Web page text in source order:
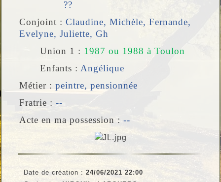
??
Conjoint : Claudine, Michèle, Fernande,
Evelyne, Juliette, Gh
Union 1 : 1987 ou 1988 à Toulon
Enfants : Angélique
Métier : peintre, pensionnée
Fratrie : --
Acte en ma possession : --
Date de création : 24/06/2021 22:00